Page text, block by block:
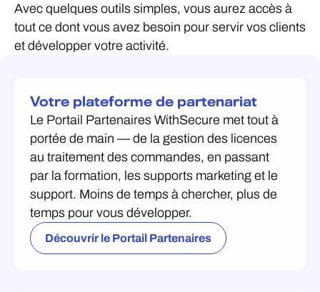
Avec quelques outils simples, vous aurez accès à
tout ce dont vous avez besoin pour servir vos clients
et développer votre activité.
Votre plateforme de partenariat
Le Portail Partenaires WithSecure met tout à
portée de main — de la gestion des licences
au traitement des commandes, en passant
par la formation, les supports marketing et le
support. Moins de temps à chercher, plus de
temps pour vous développer.
Découvrir le Portail Partenaires